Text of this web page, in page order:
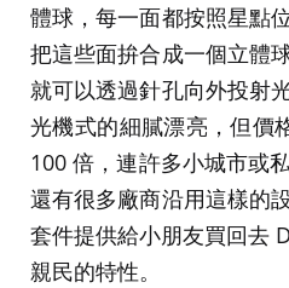
體球，每一面都按照星點
把這些面拚合成一個立體
就可以透過針孔向外投射
光機式的細膩漂亮，但價
100 倍，連許多小城市或
還有很多廠商沿用這樣的
套件提供給小朋友買回去
親民的特性。